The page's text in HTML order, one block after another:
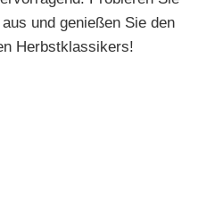
und genießen Sie den
Herbstklassikers!